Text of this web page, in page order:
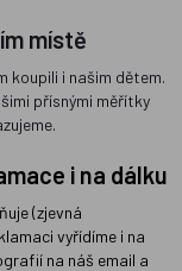
místě
koupili i našim dětem.
přísnými měřítky
i na dálku
(zjevná
vyřídíme i na
na náš email a